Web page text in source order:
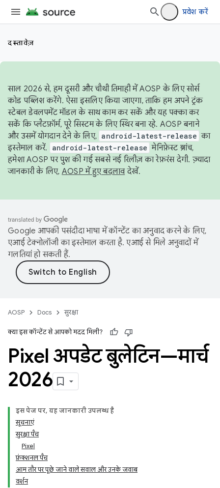
प्रवेश करें
दस्तावेज़
साल 2026 से, हम दूसरी और चौथी तिमाही में AOSP के लिए सोर्स
कोड पब्लिश करेंगे. ऐसा इसलिए किया जाएगा, ताकि हम अपने ट्रंक
स्टेबल डेवलपमेंट मॉडल के साथ काम कर सकें और यह पक्का कर
सकें कि प्लैटफ़ॉर्म, पूरे सिस्टम के लिए स्थिर बना रहे. AOSP बनाने
और उसमें योगदान देने के लिए, android-latest-release का
इस्तेमाल करें.
android-latest-release मेनिफ़ेस्ट ब्रांच,
हमेशा AOSP पर पुश की गई सबसे नई रिलीज़ का रेफ़रंस देगी. ज़्यादा
जानकारी के लिए, AOSP में हुए बदलावदेखें.
Google आपकी पसंदीदा भाषा में कॉन्टेंट का अनुवाद करने के लिए,
एआई टेक्नोलॉजी का इस्तेमाल करता है. एआई से मिले अनुवादों में
गलतियां हो सकती हैं.
AOSP Docs सुरक्षा
क्या इस कॉन्टेंट से आपको मदद मिली?
Pixel अपडेट बुलेटिन—मार्च
2026
इस पेज पर, यह जानकारी उपलब्ध है
सूचनाएं
सुरक्षा पैच
Pixel
फ़ंक्शनल पैच
आम तौर पर पूछे जाने वाले सवाल और उनके जवाब
वर्शन